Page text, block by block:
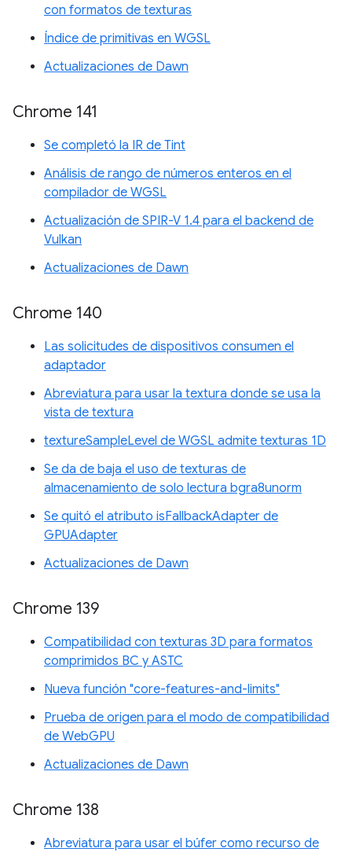
con formatos de texturas
Índice de primitivas en WGSL
Actualizaciones de Dawn
Chrome 141
Se completó la IR de Tint
Análisis de rango de números enteros en el
compilador de WGSL
Actualización de SPIR-V 1.4 para el backend de
Vulkan
Actualizaciones de Dawn
Chrome 140
Las solicitudes de dispositivos consumen el
adaptador
Abreviatura para usar la textura donde se usa la
vista de textura
textureSampleLevel de WGSL admite texturas 1D
Se da de baja el uso de texturas de
almacenamiento de solo lectura bgra8unorm
Se quitó el atributo isFallbackAdapter de
GPUAdapter
Actualizaciones de Dawn
Chrome 139
Compatibilidad con texturas 3D para formatos
comprimidos BC y ASTC
Nueva función "core-features-and-limits"
Prueba de origen para el modo de compatibilidad
de WebGPU
Actualizaciones de Dawn
Chrome 138
Abreviatura para usar el búfer como recurso de